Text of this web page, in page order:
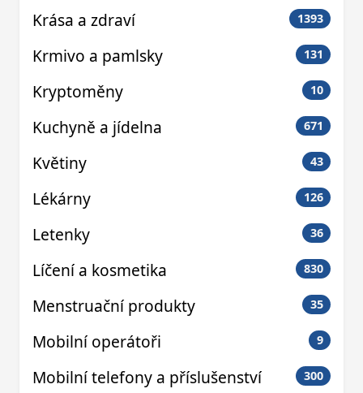
Krása a zdraví 1393
Krmivo a pamlsky 131
Kryptoměny 10
Kuchyně a jídelna 671
Květiny 43
Lékárny 126
Letenky 36
Líčení a kosmetika 830
Menstruační produkty 35
Mobilní operátoři 9
Mobilní telefony a příslušenství 300